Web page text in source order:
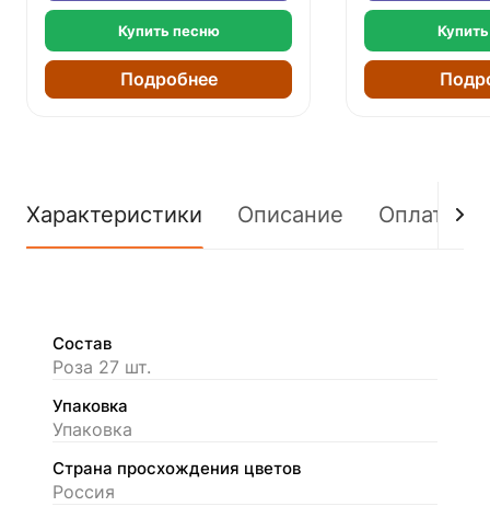
Купить песню
Подробнее
Характеристики Описание Оплата
Состав
Роза 27 шт.
Упаковка
Упаковка
Страна просхождения цветов
Россия